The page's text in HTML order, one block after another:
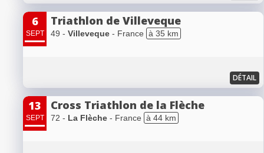
6
SEPT
Triathlon de Villeveque
49 - Villeveque - France à 35 km
DÉTAIL
13
SEPT
Cross Triathlon de la Flèche
72 - La Flèche - France à 44 km